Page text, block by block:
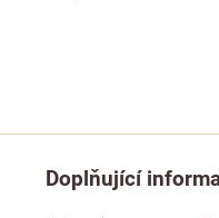
Doplňující